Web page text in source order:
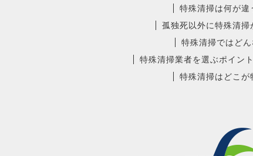
特殊清掃は何が違
孤独死以外に特殊清掃
特殊清掃ではど
特殊清掃業者を選ぶポイン
特殊清掃はどこが